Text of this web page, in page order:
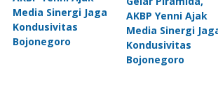
Media Sinergi Jaga
Kondusivitas
Bojonegoro
AKBP Yenni Ajak
Media Sinergi
Kondusivitas
Bojonegoro